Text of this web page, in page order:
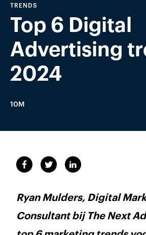
TRENDS
Top 6 Digital
Advertising
2024
10M
Ryan Mulders, Digital
Consultant bij The Next